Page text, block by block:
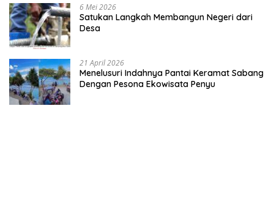
6 Mei 2026
Satukan Langkah Membangun Negeri dari
Desa
21 April 2026
Menelusuri Indahnya Pantai Keramat Sabang
Dengan Pesona Ekowisata Penyu